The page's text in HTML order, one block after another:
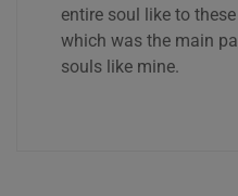
entire soul like to
which was the main
souls like mine.